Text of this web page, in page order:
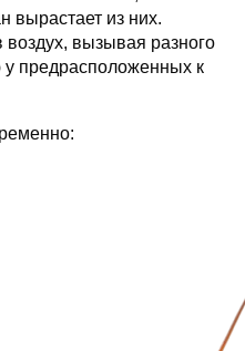
вырастает из них.
вызывая разного
у предрасположенных к